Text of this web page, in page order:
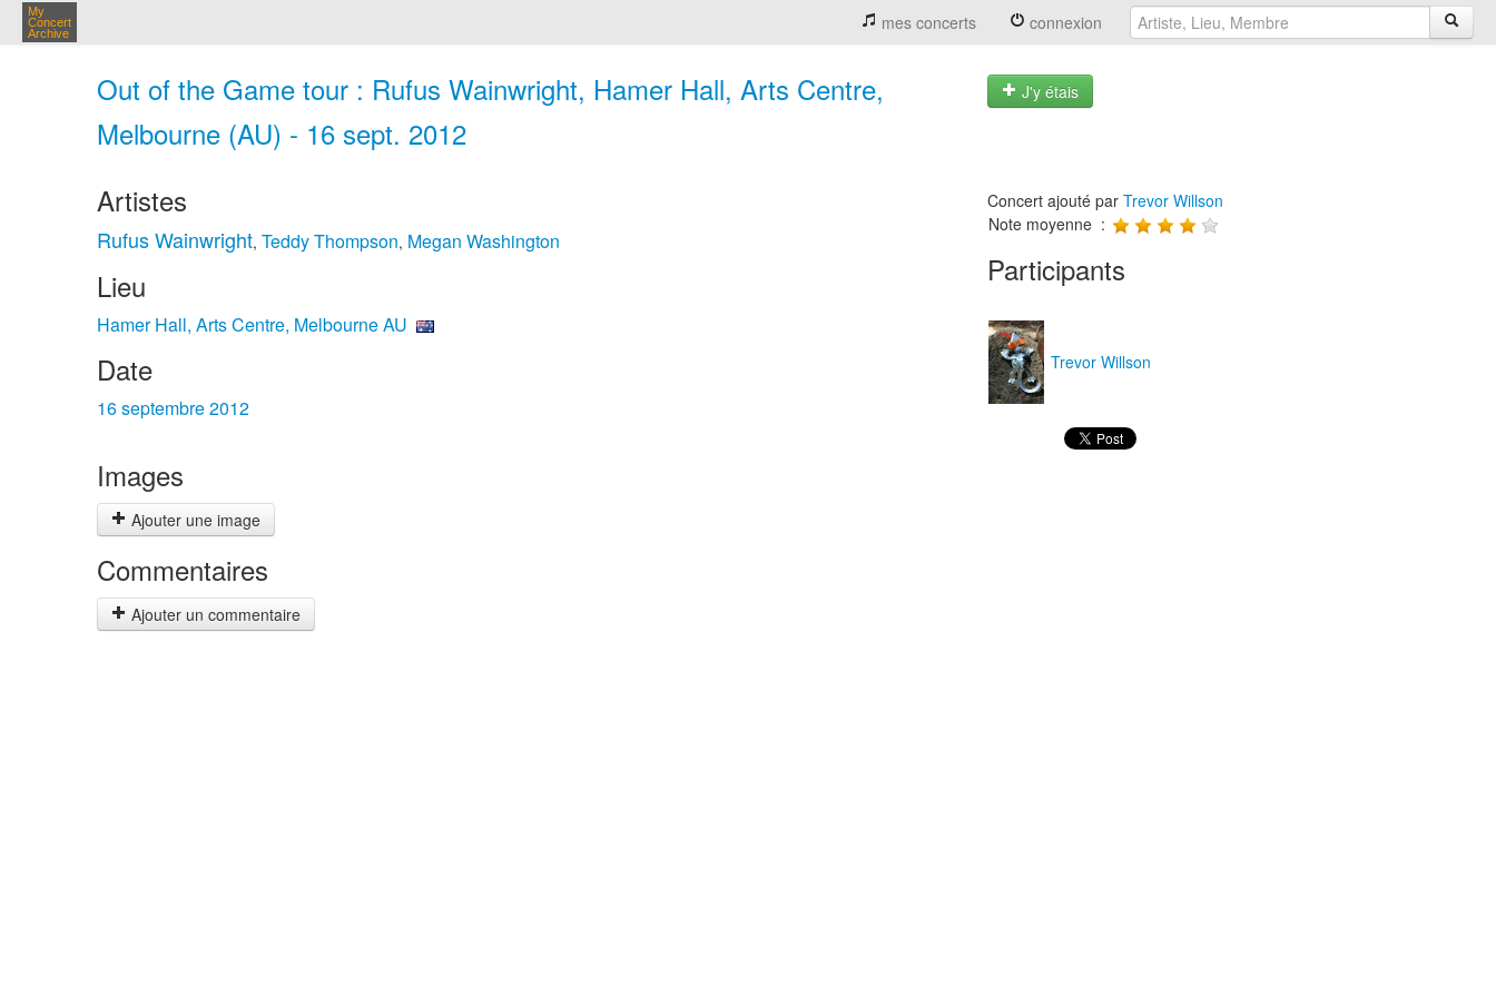
My
Concert
Archive
mes concerts connexion
Out of the Game tour : Rufus Wainwright, Hamer Hall, Arts Centre,
Melbourne (AU) - 16 sept. 2012
J'y étais
Artistes
Rufus Wainwright, Teddy Thompson, Megan Washington
Lieu
Hamer Hall, Arts Centre, Melbourne AU
Date
16 septembre 2012
Images
Ajouter une image
Commentaires
Ajouter un commentaire
Concert ajouté par Trevor Willson
Note moyenne :
Participants
Trevor Willson